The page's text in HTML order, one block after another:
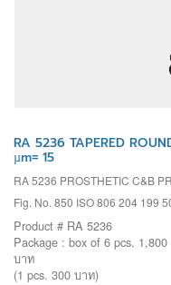
RA 5236 TAPERED
µm= 15
RA 5236 PROSTHETIC C&B
Fig. No. 850 ISO 806 204 199
Product # RA 5236
Package : box of 6 pcs. 1,800
บาท
(1 pcs. 300 บาท)